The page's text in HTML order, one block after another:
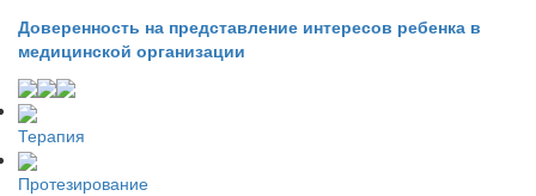
Доверенность на представление интересов ребенка в
медицинской организации
Терапия
Протезирование